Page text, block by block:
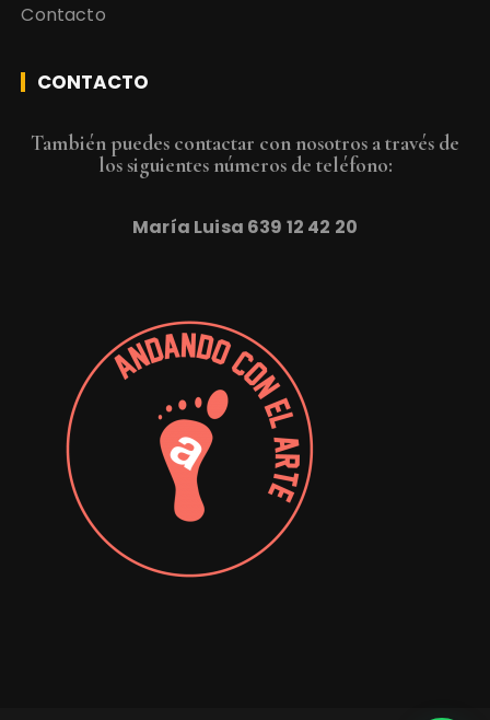
Contacto
CONTACTO
También puedes contactar con nosotros a través de
los siguientes números de teléfono:
María Luisa 639 12 42 20